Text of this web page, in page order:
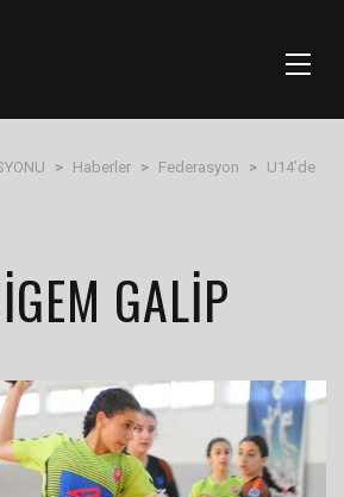
> Haberler > Federasyon > U14’de
GALIP